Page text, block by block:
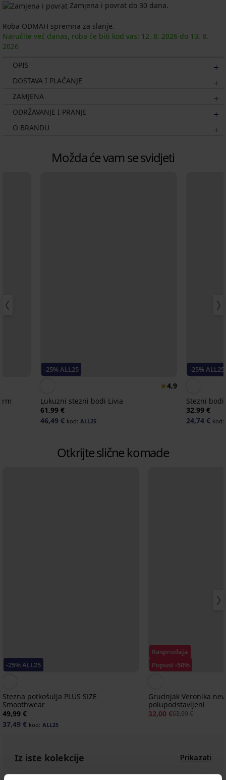
Zamjena i povrat do 30 dana.
Roba ODMAH spremna za slanje.
Naručite već danas, roba će biti kod vas: 12. 8. 2026 do 13. 8.
2026
OPIS
DOSTAVA I PLAĆANJE
ZAMJENA
ODRŽAVANJE I PRANJE
O BRANDU
Možda će vam se svidjeti
-25% ALL25
4,9
Lukuzni stezni bodi Livia
61,99 €
46,49 € kod: ALL25
-25% ALL25
Stezni bodi
32,99 €
24,74 € kod:
Otkrijte slične komade
-25% ALL25
Stezna potkošulja PLUS SIZE
Smoothwear
49,99 €
37,49 € kod: ALL25
Rasprodaja
Popust -50%
Grudnjak Veronika
polupodstavljeni
32,00 €63,99 €
Iz iste kolekcije Prikazati